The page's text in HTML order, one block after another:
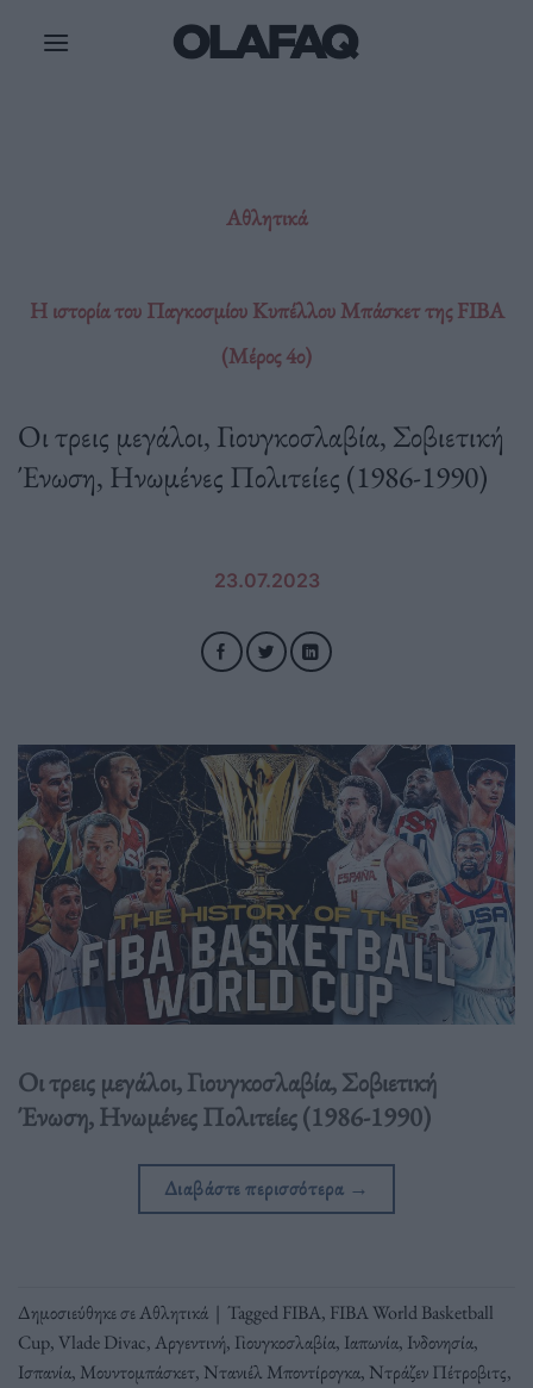
Αθλητικά
Η ιστορία του Παγκοσμίου Κυπέλλου Μπάσκετ της FIBA
(Μέρος 4ο)
Oι τρεις μεγάλοι, Γιουγκοσλαβία, Σοβιετική
Ένωση, Ηνωμένες Πολιτείες (1986-1990)
23.07.2023
Oι τρεις μεγάλοι, Γιουγκοσλαβία, Σοβιετική
Ένωση, Ηνωμένες Πολιτείες (1986-1990)
Διαβάστε περισσότερα →
Δημοσιεύθηκε σεΑθλητικά | TaggedFIBA, FIBA World Basketball
Cup,Vlade Divac,Αργεντινή, Γιουγκοσλαβία, Ιαπωνία, Ινδονησία,
Ισπανία, Μουντομπάσκετ, Ντανιέλ Μποντίρογκα, Ντράζεν Πέτροβιτς,